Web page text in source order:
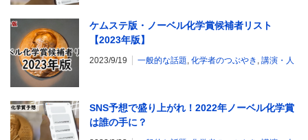
ケムステ版・ノーベル化学賞候補者リスト
【2023年版】
2023/9/19 一般的な話題 化学者のつぶやき 講演・人
SNS予想で盛り上がれ！2022年ノーベル化学賞
は誰の手に？